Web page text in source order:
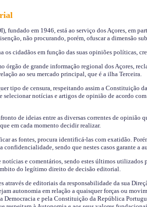
fundado em 1946, está ao serviço dos Açores, em
não procurando, porém, ofuscar a dimensão
os cidadãos em função das suas opiniões políticas,
órgão de grande informação regional dos Açores,
ao seu mercado principal, que é a ilha Terceira.
tipo de censura, respeitando assim a Constituição
selecionar notícias e artigos de opinião de acordo
de ideias entre as diversas correntes de opinião
em cada momento decidir realizar.
as fontes, procura identificá-las com exatidão.
confidencialidade, sendo que nestes casos garante a
notícias e comentários, sendo estes últimos utilizados
do legítimo direito de decisão editorial.
através de editoriais da responsabilidade da sua
autonomia em relação a quaisquer forças ou
Democracia e pela Constituição da República